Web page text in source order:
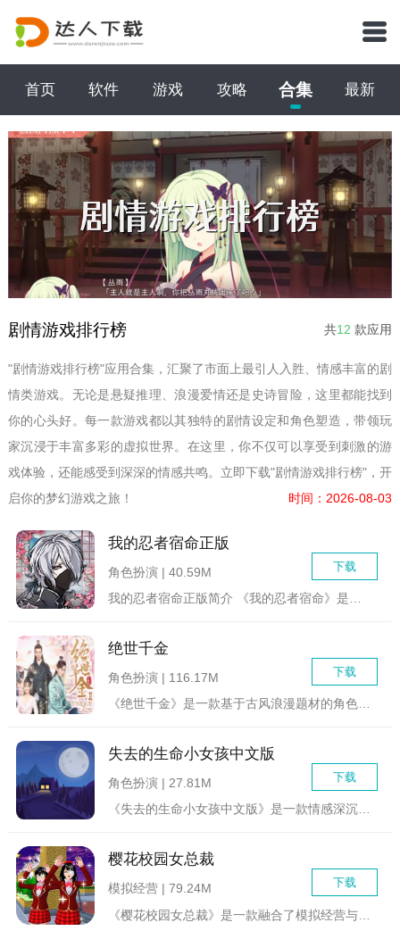
首页 软件 游戏 攻略 合集 最新
剧情游戏排行榜 共12 款应用
"剧情游戏排行榜"应用合集，汇聚了市面上最引人入胜、情感丰富的剧
情类游戏。无论是悬疑推理、浪漫爱情还是史诗冒险，这里都能找到
你的心头好。每一款游戏都以其独特的剧情设定和角色塑造，带领玩
家沉浸于丰富多彩的虚拟世界。在这里，你不仅可以享受到刺激的游
戏体验，还能感受到深深的情感共鸣。立即下载"剧情游戏排行榜"，开
启你的梦幻游戏之旅！
时间：2026-08-03
我的忍者宿命正版
下载
角色扮演 | 40.59M
我的忍者宿命正版简介 《我的忍者宿命》是一款专为女性玩...
绝世千金
下载
角色扮演 | 116.17M
《绝世千金》是一款基于古风浪漫题材的角色扮演类游戏，玩家将穿...
失去的生命小女孩中文版
下载
角色扮演 | 27.81M
《失去的生命小女孩中文版》是一款情感深沉的冒险解谜游戏。游戏...
樱花校园女总裁
下载
模拟经营 | 79.24M